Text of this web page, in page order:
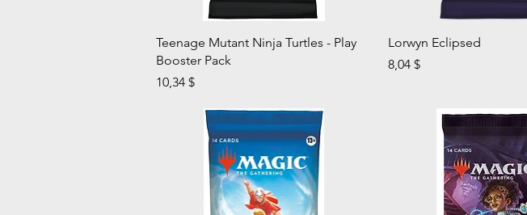
Aperçu rapide
Teenage Mutant Ninja Turtles - Play
Booster Pack
Prix
10,34 $
Aperçu rapide
Lorwyn Eclipsed
Prix
8,04 $